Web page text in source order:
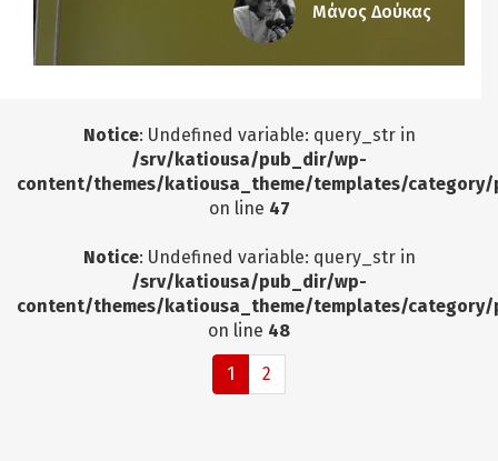
Μάνος Δούκας
Notice: Undefined variable: query_str in
/srv/katiousa/pub_dir/wp-
content/themes/katiousa_theme/templates/
on line 47
Notice: Undefined variable: query_str in
/srv/katiousa/pub_dir/wp-
content/themes/katiousa_theme/templates/
on line 48
1 2